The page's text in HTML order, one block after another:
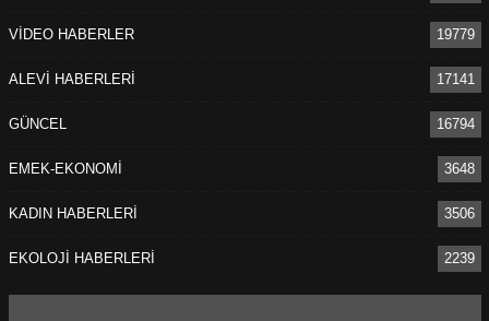
VİDEO HABERLER 19779
ALEVİ HABERLERİ 17141
GÜNCEL 16794
EMEK-EKONOMİ 3648
KADIN HABERLERİ 3506
EKOLOJİ HABERLERİ 2239